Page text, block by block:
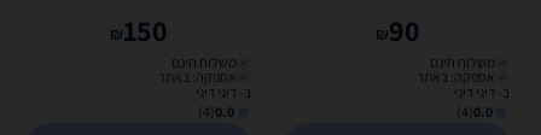
90
₪
משלוח חינם
אספקה: באתר
ב- דיגי דיגי
0.0
(4)
150
₪
משלוח חינם
אספקה: באתר
ב- דיגי דיגי
0.0
(4)